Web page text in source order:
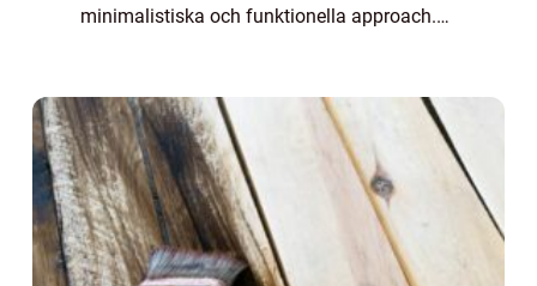
minimalistiska och funktionella approach.
Finland som en r...